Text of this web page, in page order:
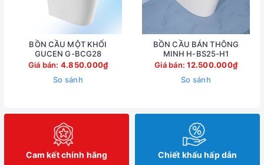
BỒN CẦU MỘT KHỐI
GUCEN G-BCG28
Giá bán: 4.850.000₫
So sánh
BỒN CẦU BÁN THÔNG
MINH H-BS25-H1
Giá bán:12.500.000₫
So sánh
Cam kết chính hãng Chiết khấu hấp dẫn